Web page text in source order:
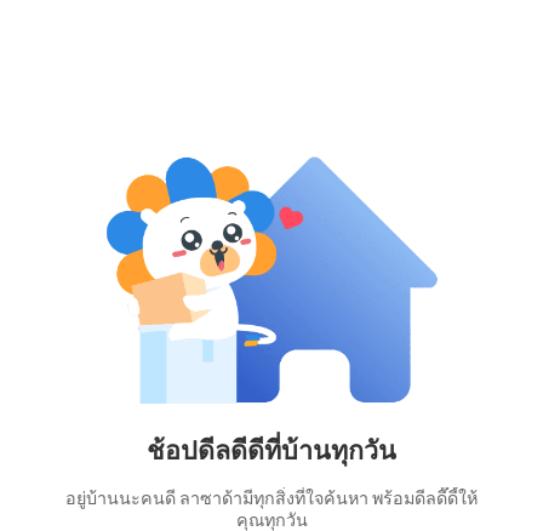
ช้อปดีลดีดีที่บ้านทุกวัน
อยู่บ้านนะคนดี ลาซาด้ามีทุกสิ่งที่ใจค้นหา พร้อมดีลดี๊ดี้ให้
คุณทุกวัน